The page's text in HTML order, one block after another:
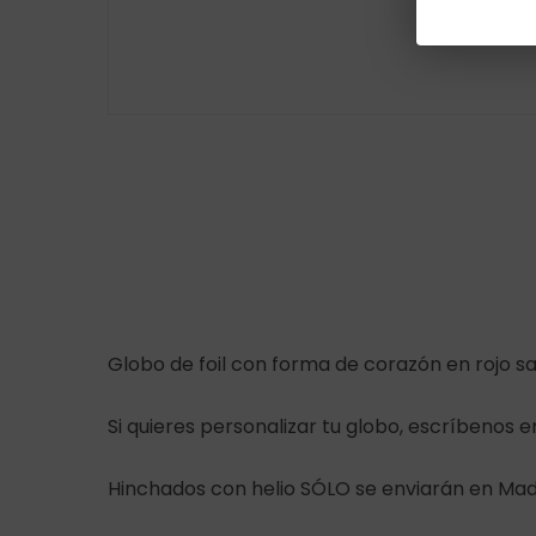
Globo de foil con forma de corazón en rojo
Si quieres personalizar tu globo, escríbenos
Hinchados con helio SÓLO se enviarán en